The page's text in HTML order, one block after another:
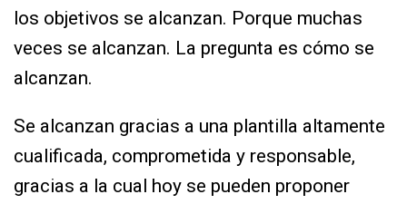
los objetivos se alcanzan. Porque muchas
veces se alcanzan. La pregunta es cómo se
alcanzan.
Se alcanzan gracias a una plantilla altamente
cualificada, comprometida y responsable,
gracias a la cual hoy se pueden proponer